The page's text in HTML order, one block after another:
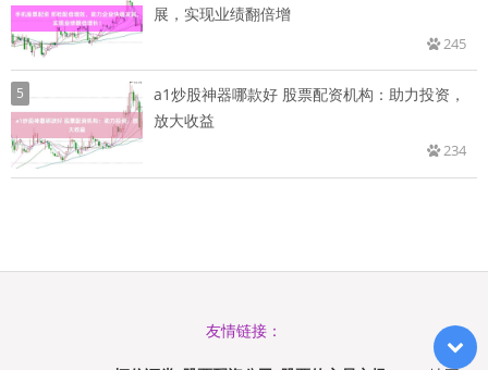
展，实现业绩翻倍增
245
5
a1炒股神器哪款好 股票配资机构：助力投资，
放大收益
234
友情链接：